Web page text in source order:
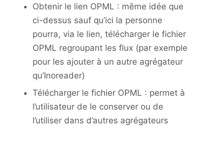
Obtenir le lien OPML : même idée que
ci-dessus sauf qu’ici la personne
pourra, via le lien, télécharger le fichier
OPML regroupant les flux (par exemple
pour les ajouter à un autre agrégateur
qu’Inoreader)
Télécharger le fichier OPML : permet à
l’utilisateur de le conserver ou de
l’utiliser dans d’autres agrégateurs